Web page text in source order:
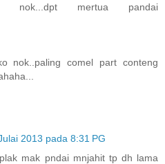
mertua pandai
nok..paling comel part conteng
2013 pada 8:31 PG
mak pndai mnjahit tp dh lama